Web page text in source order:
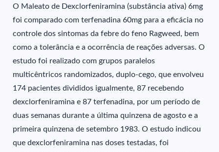
O Maleato de Dexclorfeniramina (substância ativa) 6mg
foi comparado com terfenadina 60mg para a eficácia no
controle dos sintomas da febre do feno Ragweed, bem
como a tolerância e a ocorrência de reações adversas. O
estudo foi realizado com grupos paralelos
multicêntricos randomizados, duplo-cego, que envolveu
174 pacientes divididos igualmente, 87 recebendo
dexclorfeniramina e 87 terfenadina, por um período de
duas semanas durante a última quinzena de agosto e a
primeira quinzena de setembro 1983. O estudo indicou
que dexclorfeniramina nas doses testadas, foi